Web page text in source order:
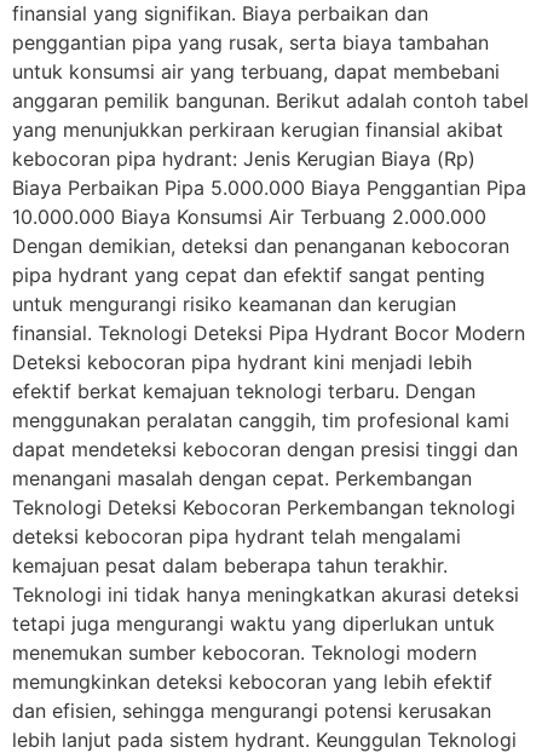
finansial yang signifikan. Biaya perbaikan dan
penggantian pipa yang rusak, serta biaya tambahan
untuk konsumsi air yang terbuang, dapat membebani
anggaran pemilik bangunan. Berikut adalah contoh tabel
yang menunjukkan perkiraan kerugian finansial akibat
kebocoran pipa hydrant: Jenis Kerugian Biaya (Rp)
Biaya Perbaikan Pipa 5.000.000 Biaya Penggantian Pipa
10.000.000 Biaya Konsumsi Air Terbuang 2.000.000
Dengan demikian, deteksi dan penanganan kebocoran
pipa hydrant yang cepat dan efektif sangat penting
untuk mengurangi risiko keamanan dan kerugian
finansial. Teknologi Deteksi Pipa Hydrant Bocor Modern
Deteksi kebocoran pipa hydrant kini menjadi lebih
efektif berkat kemajuan teknologi terbaru. Dengan
menggunakan peralatan canggih, tim profesional kami
dapat mendeteksi kebocoran dengan presisi tinggi dan
menangani masalah dengan cepat. Perkembangan
Teknologi Deteksi Kebocoran Perkembangan teknologi
deteksi kebocoran pipa hydrant telah mengalami
kemajuan pesat dalam beberapa tahun terakhir.
Teknologi ini tidak hanya meningkatkan akurasi deteksi
tetapi juga mengurangi waktu yang diperlukan untuk
menemukan sumber kebocoran. Teknologi modern
memungkinkan deteksi kebocoran yang lebih efektif
dan efisien, sehingga mengurangi potensi kerusakan
lebih lanjut pada sistem hydrant. Keunggulan Teknologi